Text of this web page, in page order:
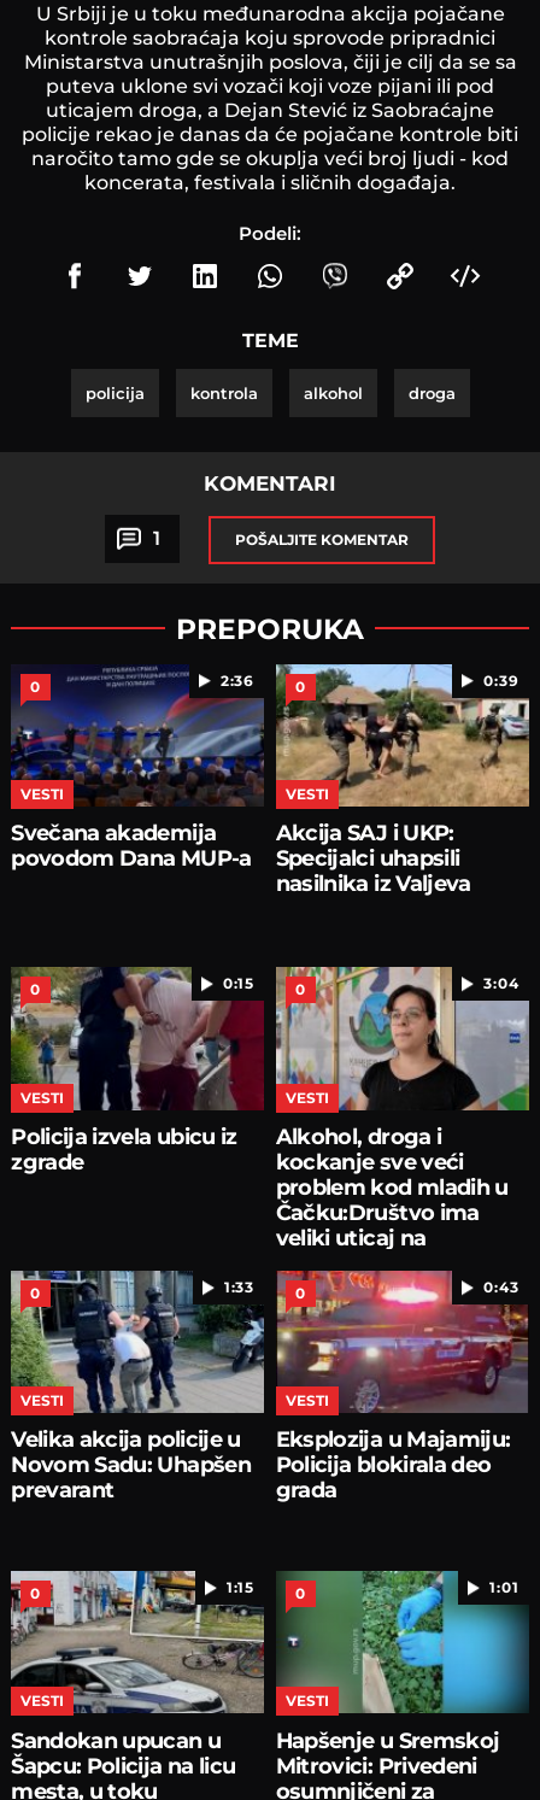
U Srbiji je u toku međunarodna akcija pojačane
kontrole saobraćaja koju sprovode pripradnici
Ministarstva unutrašnjih poslova, čiji je cilj da se sa
puteva uklone svi vozači koji voze pijani ili pod
uticajem droga, a Dejan Stević iz Saobraćajne
policije rekao je danas da će pojačane kontrole biti
naročito tamo gde se okuplja veći broj ljudi - kod
koncerata, festivala i sličnih događaja.
Podeli:
TEME
policija kontrola alkohol droga
KOMENTARI
1 POŠALJITE KOMENTAR
PREPORUKA
2:36
0
VESTI
Svečana akademija
povodom Dana MUP-a
0:39
0
VESTI
Akcija SAJ i UKP:
Specijalci uhapsili
nasilnika iz Valjeva
0:15
0
VESTI
Policija izvela ubicu iz
zgrade
3:04
0
VESTI
Alkohol, droga i
kockanje sve veći
problem kod mladih u
Čačku:Društvo ima
veliki uticaj na
1:33
0
VESTI
Velika akcija policije u
Novom Sadu: Uhapšen
prevarant
0:43
0
VESTI
Eksplozija u Majamiju:
Policija blokirala deo
grada
1:15
0
VESTI
Sandokan upucan u
Šapcu: Policija na licu
mesta, u toku
1:01
0
VESTI
Hapšenje u Sremskoj
Mitrovici: Privedeni
osumnjičeni za